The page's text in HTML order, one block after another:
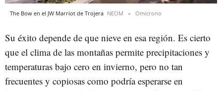
The Bow en el JW Marriot de Trojera NEOM Omicrono
Su éxito depende de que nieve en esa región. Es cierto
que el clima de las montañas permite precipitaciones y
temperaturas bajo cero en invierno, pero no tan
frecuentes y copiosas como podría esperarse en